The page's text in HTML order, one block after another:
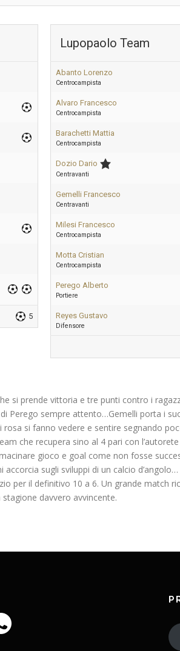
5
Lupopaolo Team
Abanto Lorenzo
Centrocampista
Alvaro Francesco
Centrocampista
Barachetti Mattia
Centrocampista
Dozio Dario
Centravanti
Gemelli Francesco
Centravanti
Milesi Francesco
Centrocampista
Motta Cristian
Centrocampista
Perego Alberto
Portiere
Reyes Gustavo
Difensore
si prende vittoria e tre punti contro i
Perego sempre attento…Gemelli porta i
si fanno vedere e sentire segnando
che recupera sino al 4 pari con
gioco e goal come non fosse
sugli sviluppi di un calcio
per il definitivo 10 a 6. Un grande match
davvero avvincente.